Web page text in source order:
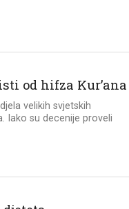
od hifza Kur’ana
velikih svjetskih
Iako su decenije proveli